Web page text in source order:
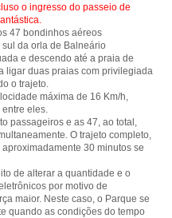
o ingresso do passeio de
47 bondinhos aéreos
da orla de Balneário
e descendo até a praia de
ligar duas praias com privilegiada
o trajeto.
máxima de 16 Km/h,
eles.
passageiros e as 47, ao total,
O trajeto completo,
30 minutos se
de alterar a quantidade e o
por motivo de
maior. Neste caso, o Parque se
quando as condições do tempo